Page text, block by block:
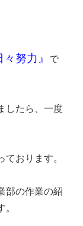
努力』
で
したら、一度
おります。
部の作業の紹